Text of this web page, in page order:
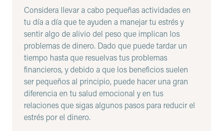
de comprar algo, y si consideras que puedes hacer el
gasto y lo sigues queriendo después de unos días e
incluso una semana, te puedes permitir comprarlo en ese
momento.
Practica la autocompasión:Puede ser fácil culparte por
tus dificultades financieras, pero todos tenemos
dificultades de vez en cuando. Trata de reformular los
pensamientos negativos que tienes sobre ti mismo como
si estuvieras hablando con un amigo.
Si necesitas más ayuda, hay recursos disponibles:
Considera llevar a cabo pequeñas actividades en
tu día a día que te ayuden a manejar tu estrés y
sentir algo de alivio del peso que implican los
problemas de dinero. Dado que puede tardar un
tiempo hasta que resuelvas tus problemas
financieros, y debido a que los beneficios suelen
ser pequeños al principio, puede hacer una gran
diferencia en tu salud emocional y en tus
relaciones que sigas algunos pasos para reducir el
estrés por el dinero.